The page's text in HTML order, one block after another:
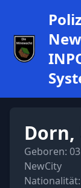
Dorn,
Geboren:
NewCity
Nationalität: